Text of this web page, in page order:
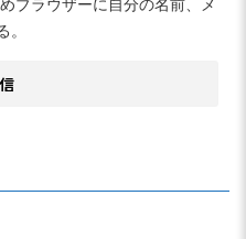
ブラウザーに自分の名前、メ